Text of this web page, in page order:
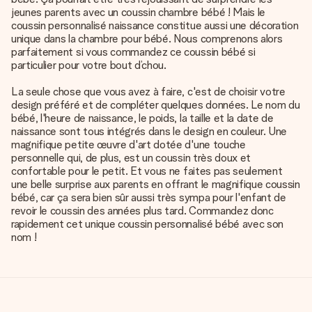
jeunes parents avec un coussin chambre bébé ! Mais le
coussin personnalisé naissance constitue aussi une décoration
unique dans la chambre pour bébé. Nous comprenons alors
parfaitement si vous commandez ce coussin bébé si
particulier pour votre bout d’chou.
La seule chose que vous avez à faire, c'est de choisir votre
design préféré et de compléter quelques données. Le nom du
bébé, l'heure de naissance, le poids, la taille et la date de
naissance sont tous intégrés dans le design en couleur. Une
magnifique petite œuvre d'art dotée d'une touche
personnelle qui, de plus, est un coussin très doux et
confortable pour le petit. Et vous ne faites pas seulement
une belle surprise aux parents en offrant le magnifique coussin
bébé, car ça sera bien sûr aussi très sympa pour l'enfant de
revoir le coussin des années plus tard. Commandez donc
rapidement cet unique coussin personnalisé bébé avec son
nom !